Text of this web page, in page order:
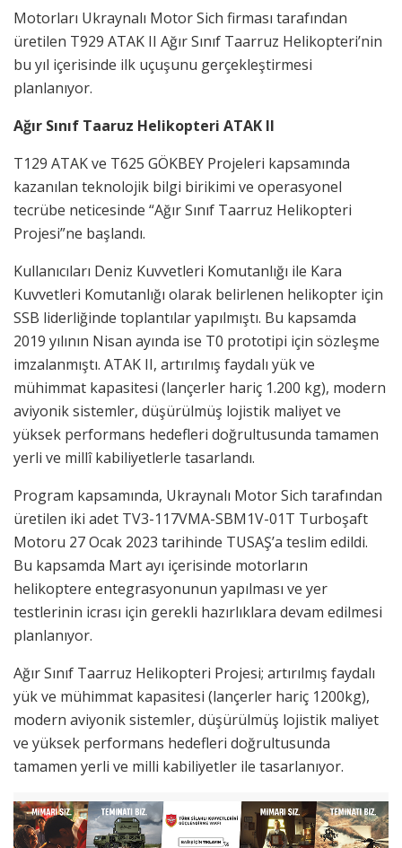
Motorları Ukraynalı Motor Sich firması tarafından
üretilen T929 ATAK II Ağır Sınıf Taarruz Helikopteri’nin
bu yıl içerisinde ilk uçuşunu gerçekleştirmesi
planlanıyor.
Ağır Sınıf Taaruz Helikopteri ATAK II
T129 ATAK ve T625 GÖKBEY Projeleri kapsamında
kazanılan teknolojik bilgi birikimi ve operasyonel
tecrübe neticesinde “Ağır Sınıf Taarruz Helikopteri
Projesi”ne başlandı.
Kullanıcıları Deniz Kuvvetleri Komutanlığı ile Kara
Kuvvetleri Komutanlığı olarak belirlenen helikopter için
SSB liderliğinde toplantılar yapılmıştı. Bu kapsamda
2019 yılının Nisan ayında ise T0 prototipi için sözleşme
imzalanmıştı. ATAK II, artırılmış faydalı yük ve
mühimmat kapasitesi (lançerler hariç 1.200 kg), modern
aviyonik sistemler, düşürülmüş lojistik maliyet ve
yüksek performans hedefleri doğrultusunda tamamen
yerli ve millî kabiliyetlerle tasarlandı.
Program kapsamında, Ukraynalı Motor Sich tarafından
üretilen iki adet TV3-117VMA-SBM1V-01T Turboşaft
Motoru 27 Ocak 2023 tarihinde TUSAŞ’a teslim edildi.
Bu kapsamda Mart ayı içerisinde motorların
helikoptere entegrasyonunun yapılması ve yer
testlerinin icrası için gerekli hazırlıklara devam edilmesi
planlanıyor.
Ağır Sınıf Taarruz Helikopteri Projesi; artırılmış faydalı
yük ve mühimmat kapasitesi (lançerler hariç 1200kg),
modern aviyonik sistemler, düşürülmüş lojistik maliyet
ve yüksek performans hedefleri doğrultusunda
tamamen yerli ve milli kabiliyetler ile tasarlanıyor.